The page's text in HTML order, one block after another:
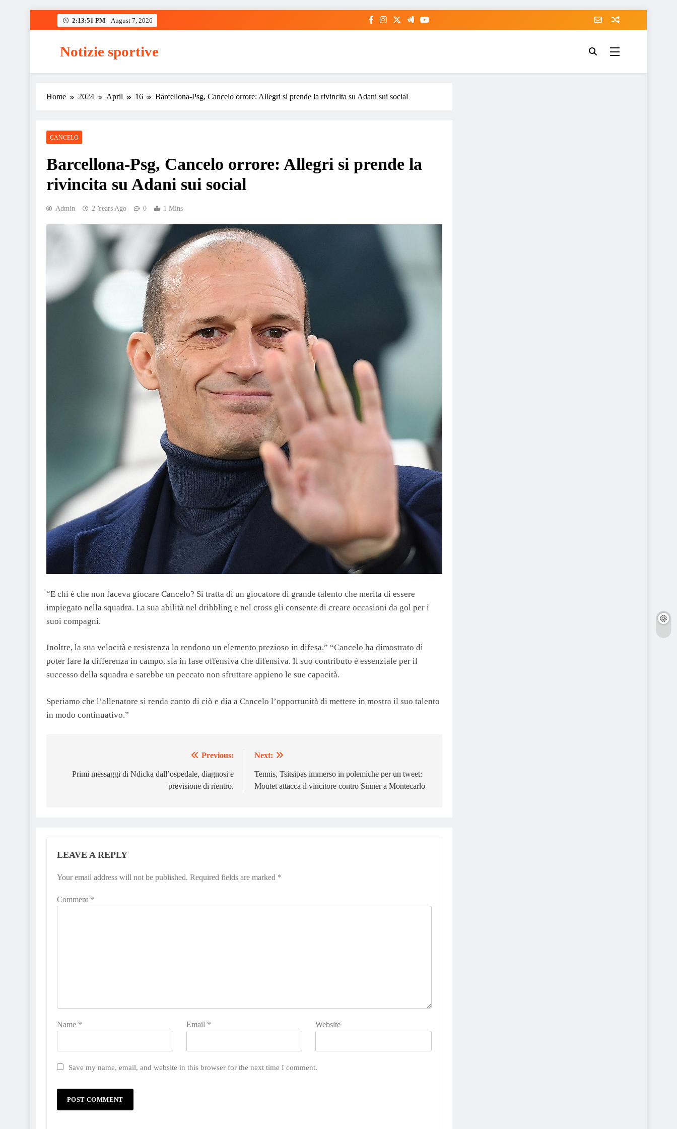
2:13:52 PM August 7, 2026
Notizie sportive
Home 2024 April 16 Barcellona-Psg, Cancelo orrore: Allegri si prende la rivincita su Adani sui social
CANCELO
Barcellona-Psg, Cancelo orrore: Allegri si prende la
rivincita su Adani sui social
Admin 2 Years Ago 0 1 Mins
“E chi è che non faceva giocare Cancelo? Si tratta di un giocatore di grande talento che merita di essere
impiegato nella squadra. La sua abilità nel dribbling e nel cross gli consente di creare occasioni da gol per i
suoi compagni.
Inoltre, la sua velocità e resistenza lo rendono un elemento prezioso in difesa.” “Cancelo ha dimostrato di
poter fare la differenza in campo, sia in fase offensiva che difensiva. Il suo contributo è essenziale per il
successo della squadra e sarebbe un peccato non sfruttare appieno le sue capacità.
Speriamo che l’allenatore si renda conto di ciò e dia a Cancelo l’opportunità di mettere in mostra il suo talento
in modo continuativo.”
navigation
Previous:
Primi messaggi di Ndicka dall’ospedale, diagnosi e
previsione di rientro.
Next:
Tennis, Tsitsipas immerso in polemiche per un tweet:
Moutet attacca il vincitore contro Sinner a Montecarlo
LEAVE A REPLY
Your email address will not be published. Required fields are marked *
Comment *
Name * Email * Website
Save my name, email, and website in this browser for the next time I comment.